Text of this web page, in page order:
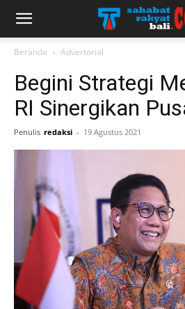
Beranda Advertorial
Begini Strategi
RI Sinergikan
Penulis redaksi - 19 Agustus 2021